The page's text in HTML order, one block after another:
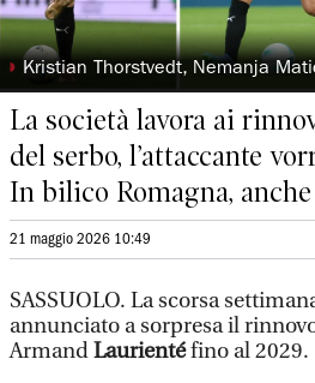
◗ Kristian Thorstvedt, Nemanja
La società lavora ai
del serbo, l’attaccante
In bilico Romagna,
21 maggio 2026 10:49
SASSUOLO. La scorsa
annunciato a sorpresa il
ArmandLaurientéfino al 2029.